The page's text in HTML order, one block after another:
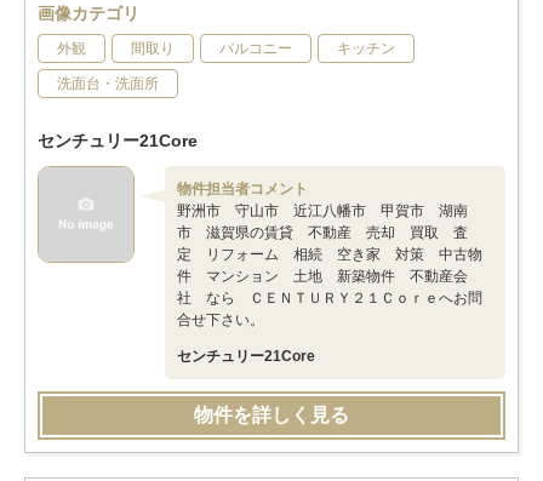
画像カテゴリ
外観 間取り バルコニー キッチン
洗面台・洗面所
センチュリー21Core
物件担当者コメント
野洲市 守山市 近江八幡市 甲賀市 湖南
市 滋賀県の賃貸 不動産 売却 買取 査
定 リフォーム 相続 空き家 対策 中古物
件 マンション 土地 新築物件 不動産会
社 なら ＣＥＮＴＵＲＹ２１Ｃｏｒｅへお問
合せ下さい。
センチュリー21Core
物件を詳しく見る